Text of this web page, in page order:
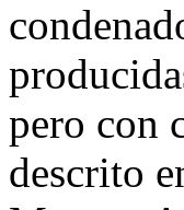
pero con
descrito